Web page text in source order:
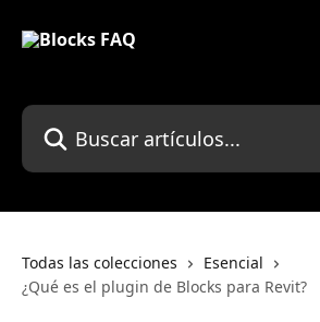
Buscar artículos...
Todas las colecciones
Esencial
¿Qué es el plugin de Blocks para Revit?